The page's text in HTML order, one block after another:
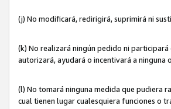
(j) No modificará, redirigirá, suprimirá ni
(k) No realizará ningún pedido ni
autorizará, ayudará o incentivará a
(l) No tomará ninguna medida que pudiera
cual tienen lugar cualesquiera funciones o